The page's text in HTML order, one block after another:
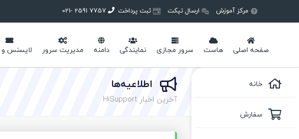
مرکز آموزش ارسال تیکت ثبت پرداخت
صفحه اصلی هاست سرور مجازی نمایندگی دامنه مدیریت سرور لایسنس و SSL
خانه
سفارش
اطلاعیه‌ها
آخرین اخبار HiSupport